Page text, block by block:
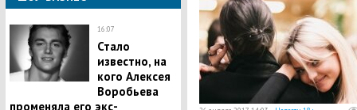
16:07
Стало
известно, на
кого Алексея
Воробьева
променяла его экс-